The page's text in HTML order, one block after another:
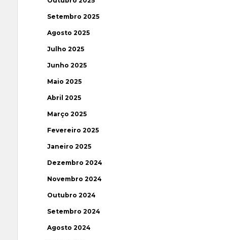
Setembro 2025
Agosto 2025
Julho 2025
Junho 2025
Maio 2025
Abril 2025
Março 2025
Fevereiro 2025
Janeiro 2025
Dezembro 2024
Novembro 2024
Outubro 2024
Setembro 2024
Agosto 2024